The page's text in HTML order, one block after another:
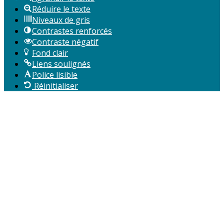
Réduire le texte
Niveaux de gris
Contrastes renforcés
Contraste négatif
Fond clair
Liens soulignés
Police lisible
Réinitialiser